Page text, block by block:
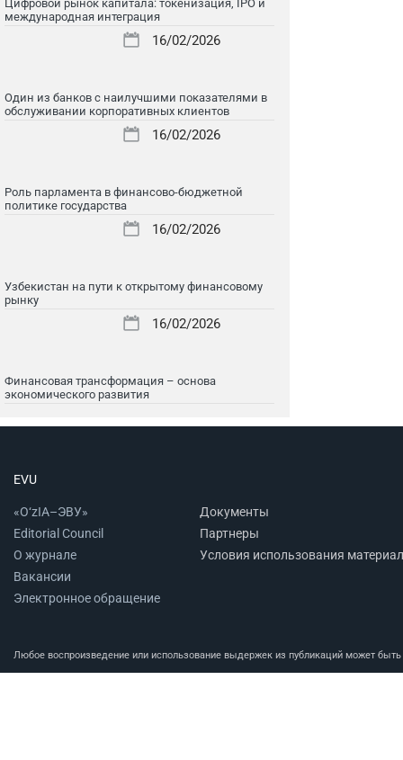
Цифровой рынок капитала: токенизация, IPO и
международная интеграция
16/02/2026
Один из банков с наилучшими показателями в
обслуживании корпоративных клиентов
16/02/2026
Роль парламента в финансово-бюджетной
политике государства
16/02/2026
Узбекистан на пути к открытому финансовому
рынку
16/02/2026
Финансовая трансформация – основа
экономического развития
EVU
«O‘zIA–ЭВУ»
Editorial Council
О журнале
Вакансии
Электронное обращение
Документы
Партнеры
Условия использования
Любое воспроизведение или использование выдержек из публикаций может